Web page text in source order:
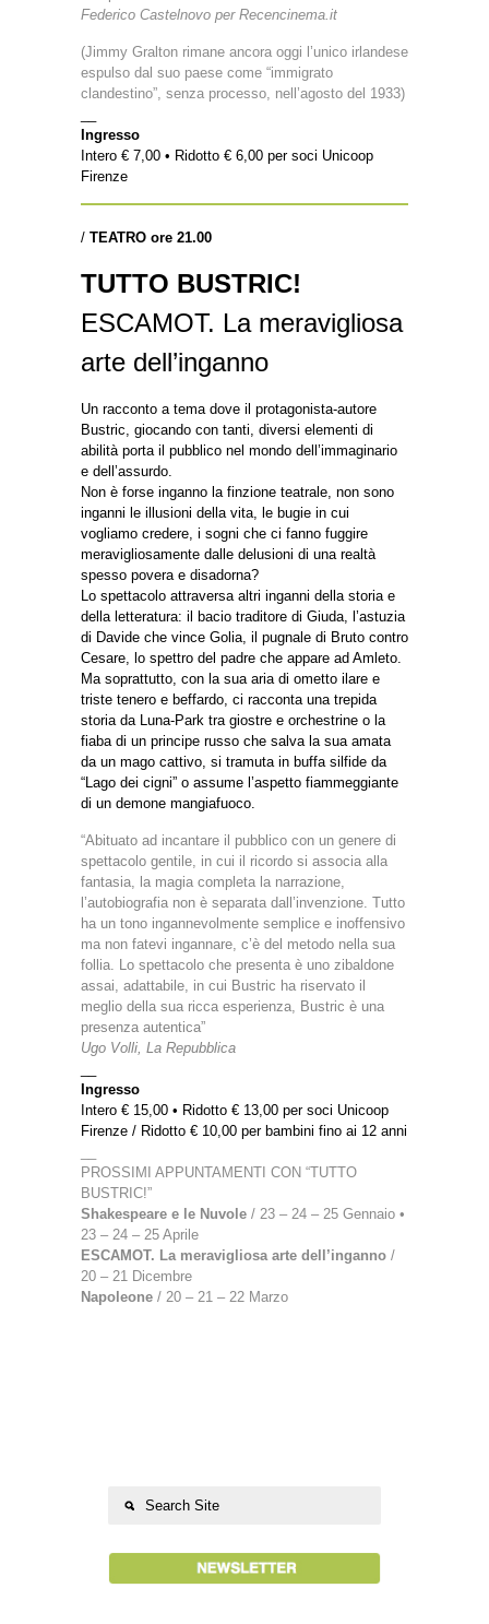
Federico Castelnovo per Recencinema.it
(Jimmy Gralton rimane ancora oggi l’unico irlandese
espulso dal suo paese come “immigrato
clandestino”, senza processo, nell’agosto del 1933)
Ingresso
Intero € 7,00 • Ridotto € 6,00 per soci Unicoop
Firenze
/ TEATRO ore 21.00
TUTTO BUSTRIC!
ESCAMOT. La meravigliosa
arte dell’inganno
Un racconto a tema dove il protagonista-autore
Bustric, giocando con tanti, diversi elementi di
abilità porta il pubblico nel mondo dell’immaginario
e dell’assurdo.
Non è forse inganno la finzione teatrale, non sono
inganni le illusioni della vita, le bugie in cui
vogliamo credere, i sogni che ci fanno fuggire
meravigliosamente dalle delusioni di una realtà
spesso povera e disadorna?
Lo spettacolo attraversa altri inganni della storia e
della letteratura: il bacio traditore di Giuda, l’astuzia
di Davide che vince Golia, il pugnale di Bruto contro
Cesare, lo spettro del padre che appare ad Amleto.
Ma soprattutto, con la sua aria di ometto ilare e
triste tenero e beffardo, ci racconta una trepida
storia da Luna-Park tra giostre e orchestrine o la
fiaba di un principe russo che salva la sua amata
da un mago cattivo, si tramuta in buffa silfide da
“Lago dei cigni” o assume l’aspetto fiammeggiante
di un demone mangiafuoco.
“Abituato ad incantare il pubblico con un genere di
spettacolo gentile, in cui il ricordo si associa alla
fantasia, la magia completa la narrazione,
l’autobiografia non è separata dall’invenzione. Tutto
ha un tono ingannevolmente semplice e inoffensivo
ma non fatevi ingannare, c’è del metodo nella sua
follia. Lo spettacolo che presenta è uno zibaldone
assai, adattabile, in cui Bustric ha riservato il
meglio della sua ricca esperienza, Bustric è una
presenza autentica”
Ugo Volli, La Repubblica
Ingresso
Intero € 15,00 • Ridotto € 13,00 per soci Unicoop
Firenze / Ridotto € 10,00 per bambini fino ai 12 anni
PROSSIMI APPUNTAMENTI CON “TUTTO
BUSTRIC!”
Shakespeare e le Nuvole / 23 – 24 – 25 Gennaio •
23 – 24 – 25 Aprile
ESCAMOT. La meravigliosa arte dell’inganno /
20 – 21 Dicembre
Napoleone / 20 – 21 – 22 Marzo